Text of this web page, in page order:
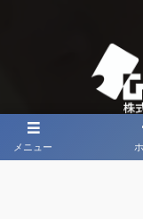
メニュー